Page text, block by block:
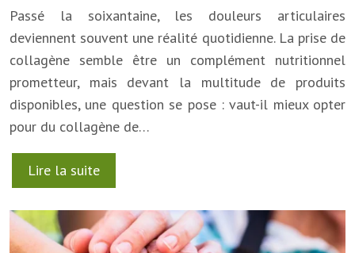
Passé la soixantaine, les douleurs articulaires
deviennent souvent une réalité quotidienne. La prise de
collagène semble être un complément nutritionnel
prometteur, mais devant la multitude de produits
disponibles, une question se pose : vaut-il mieux opter
pour du collagène de…
Lire la suite